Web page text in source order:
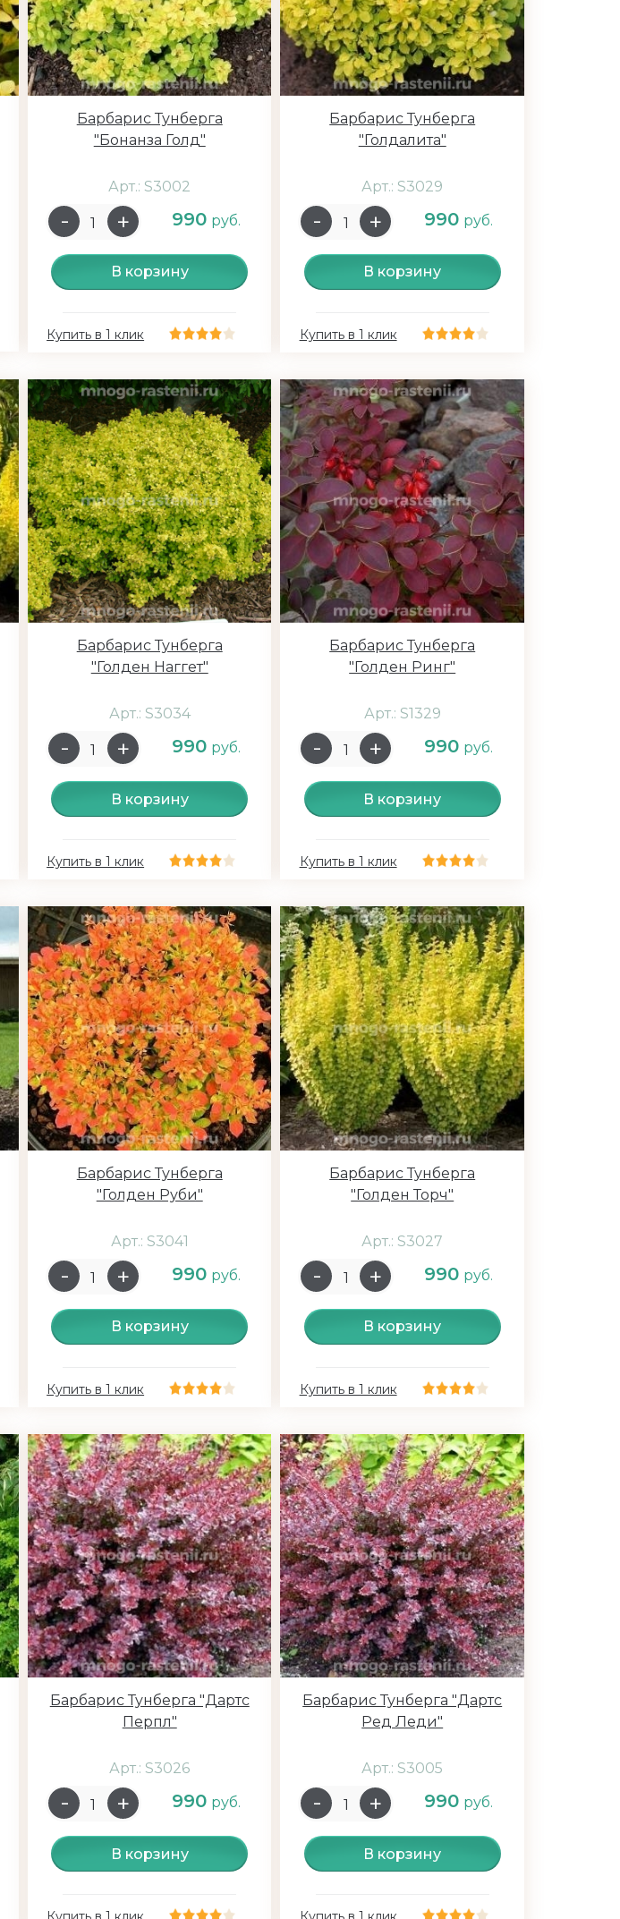
Барбарис Тунберга
"Бонанза Голд"
Арт.: S3002
990 руб.
В корзину
Купить в 1 клик
Барбарис Тунберга
"Голдалита"
Арт.: S3029
990 руб.
В корзину
Купить в 1 клик
Барбарис Тунберга
"Голден Наггет"
Арт.: S3034
990 руб.
В корзину
Купить в 1 клик
Барбарис Тунберга
"Голден Ринг"
Арт.: S1329
990 руб.
В корзину
Купить в 1 клик
Барбарис Тунберга
"Голден Руби"
Арт.: S3041
990 руб.
В корзину
Купить в 1 клик
Барбарис Тунберга
"Голден Торч"
Арт.: S3027
990 руб.
В корзину
Купить в 1 клик
Барбарис Тунберга "Дартс
Перпл"
Арт.: S3026
990 руб.
В корзину
Барбарис Тунберга "Дартс
Ред Леди"
Арт.: S3005
990 руб.
В корзину